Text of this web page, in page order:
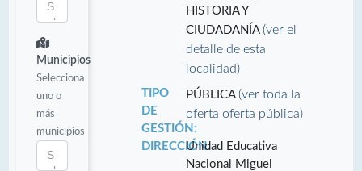
Municipios
Selecciona
uno o
más
municipios
HISTORIA Y
CIUDADANÍA(ver el
detalle de esta
localidad)
TIPO
DE
GESTIÓN:
PÚBLICA(ver toda la
oferta oferta pública)
DIRECCIÓN:Unidad Educativa
Nacional Miguel